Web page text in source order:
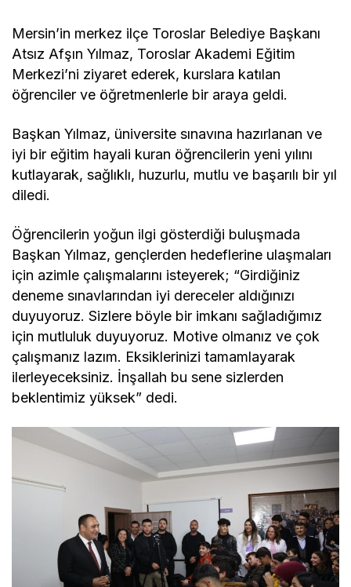
Mersin’in merkez ilçe Toroslar Belediye Başkanı
Atsız Afşın Yılmaz, Toroslar Akademi Eğitim
Merkezi’ni ziyaret ederek, kurslara katılan
öğrenciler ve öğretmenlerle bir araya geldi.
Başkan Yılmaz, üniversite sınavına hazırlanan ve
iyi bir eğitim hayali kuran öğrencilerin yeni yılını
kutlayarak, sağlıklı, huzurlu, mutlu ve başarılı bir yıl
diledi.
Öğrencilerin yoğun ilgi gösterdiği buluşmada
Başkan Yılmaz, gençlerden hedeflerine ulaşmaları
için azimle çalışmalarını isteyerek; “Girdiğiniz
deneme sınavlarından iyi dereceler aldığınızı
duyuyoruz. Sizlere böyle bir imkanı sağladığımız
için mutluluk duyuyoruz. Motive olmanız ve çok
çalışmanız lazım. Eksiklerinizi tamamlayarak
ilerleyeceksiniz. İnşallah bu sene sizlerden
beklentimiz yüksek” dedi.